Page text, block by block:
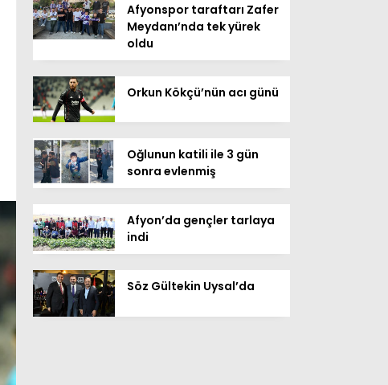
Afyonspor taraftarı Zafer
Meydanı’nda tek yürek
oldu
Orkun Kökçü’nün acı günü
Oğlunun katili ile 3 gün
sonra evlenmiş
Afyon’da gençler tarlaya
indi
Söz Gültekin Uysal’da